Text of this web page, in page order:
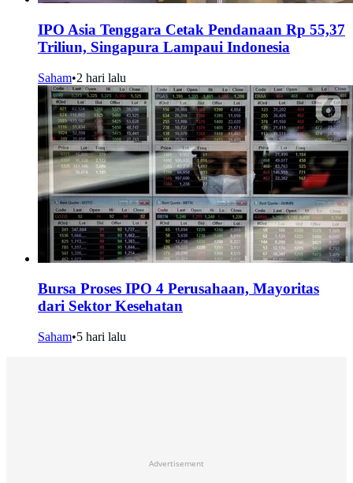
IPO Asia Tenggara Cetak Pendanaan Rp 55,37
Triliun, Singapura Lampaui Indonesia
Saham•2 hari lalu
Bursa Proses IPO 4 Perusahaan, Mayoritas
dari Sektor Kesehatan
Saham•5 hari lalu
Advertisement